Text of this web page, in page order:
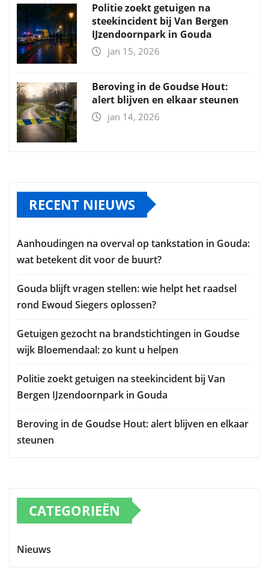
Politie zoekt getuigen na
steekincident bij Van Bergen
IJzendoornpark in Gouda
jan 15, 2026
Beroving in de Goudse Hout:
alert blijven en elkaar steunen
jan 14, 2026
RECENT NIEUWS
Aanhoudingen na overval op tankstation in Gouda:
wat betekent dit voor de buurt?
Gouda blijft vragen stellen: wie helpt het raadsel
rond Ewoud Siegers oplossen?
Getuigen gezocht na brandstichtingen in Goudse
wijk Bloemendaal: zo kunt u helpen
Politie zoekt getuigen na steekincident bij Van
Bergen IJzendoornpark in Gouda
Beroving in de Goudse Hout: alert blijven en elkaar
steunen
CATEGORIEËN
Nieuws